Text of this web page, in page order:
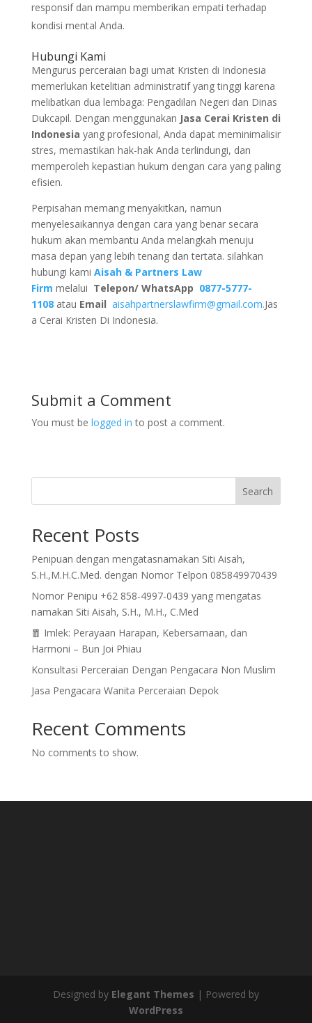
responsif dan mampu memberikan empati terhadap
kondisi mental Anda.
Hubungi Kami
Mengurus perceraian bagi umat Kristen di Indonesia
memerlukan ketelitian administratif yang tinggi karena
melibatkan dua lembaga: Pengadilan Negeri dan Dinas
Dukcapil. Dengan menggunakan Jasa Cerai Kristen di
Indonesia yang profesional, Anda dapat meminimalisir
stres, memastikan hak-hak Anda terlindungi, dan
memperoleh kepastian hukum dengan cara yang paling
efisien.
Perpisahan memang menyakitkan, namun
menyelesaikannya dengan cara yang benar secara
hukum akan membantu Anda melangkah menuju
masa depan yang lebih tenang dan tertata. silahkan
hubungi kami Aisah & Partners Law
Firm melalui Telepon/ WhatsApp 0877-5777-
1108 atau Email aisahpartnerslawfirm@gmail.com.Jas
a Cerai Kristen Di Indonesia.
Submit a Comment
You must be logged in to post a comment.
Search
Recent Posts
Penipuan dengan mengatasnamakan Siti Aisah,
S.H.,M.H.C.Med. dengan Nomor Telpon 085849970439
Nomor Penipu +62 858-4997-0439 yang mengatas
namakan Siti Aisah, S.H., M.H., C.Med
🧧 Imlek: Perayaan Harapan, Kebersamaan, dan
Harmoni – Bun Joi Phiau
Konsultasi Perceraian Dengan Pengacara Non Muslim
Jasa Pengacara Wanita Perceraian Depok
Recent Comments
No comments to show.
Designed by Elegant Themes | Powered by
WordPress